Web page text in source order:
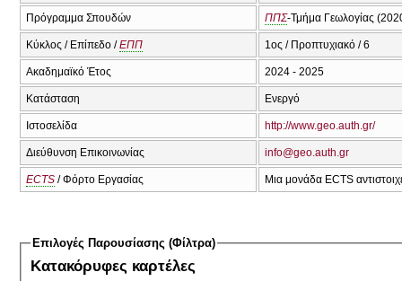
Πρόγραμμα Σπουδών ΠΠΣ-Τμήμα Γεωλογίας
Κύκλος / Επίπεδο /ΕΠΠ 1ος / Προπτυχιακό / 6
Ακαδημαϊκό Έτος 2024 - 2025
Κατάσταση Ενεργό
Ιστοσελίδα http://www.geo.auth.gr/
Διεύθυνση Επικοινωνίας info@geo.auth.gr
ECTS / Φόρτο Εργασίας Μια μονάδα ECTS
Επιλογές Παρουσίασης (Φίλτρα)
Κατακόρυφες καρτέλες